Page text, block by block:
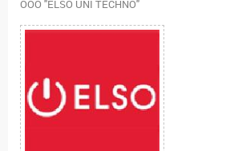
ООО "ELSO UNI TECHNO"